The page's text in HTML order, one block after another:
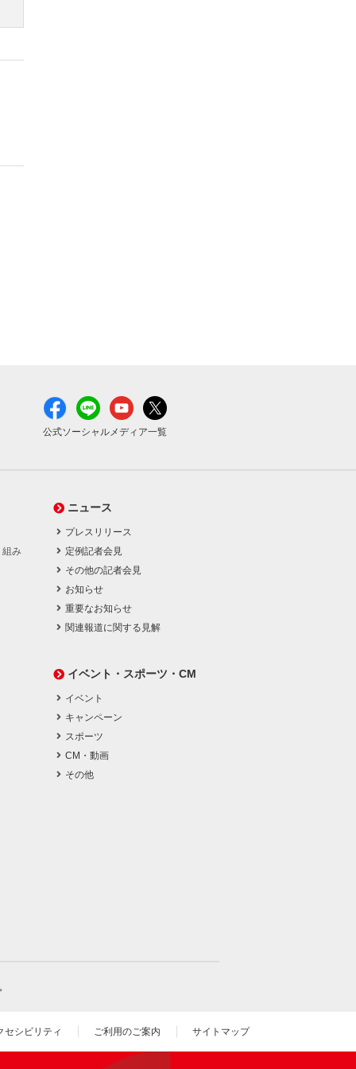
公式ソーシャルメディア一覧
組み
ニュース
プレスリリース
定例記者会見
その他の記者会見
お知らせ
重要なお知らせ
関連報道に関する見解
イベント・スポーツ・CM
イベント
キャンペーン
スポーツ
CM・動画
その他
セシビリティ ご利用のご案内 サイトマップ